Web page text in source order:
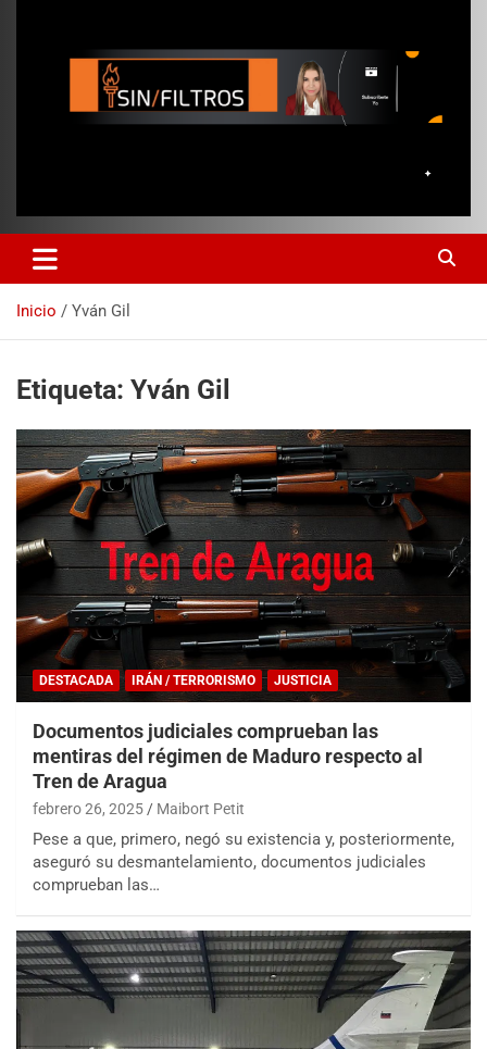
Inicio Yván Gil
Etiqueta: Yván Gil
DESTACADA IRÁN / TERRORISMO JUSTICIA
Documentos judiciales comprueban las
mentiras del régimen de Maduro respecto al
Tren de Aragua
febrero 26, 2025 Maibort Petit
Pese a que, primero, negó su existencia y, posteriormente,
aseguró su desmantelamiento, documentos judiciales
comprueban las…